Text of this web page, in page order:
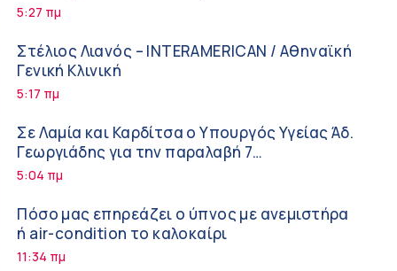
5:27 πμ
Στέλιος Λιανός – INTERAMERICAN / Αθηναϊκή
Γενική Κλινική
5:17 πμ
Σε Λαμία και Καρδίτσα ο Υπουργός Υγείας Άδ.
Γεωργιάδης για την παραλαβή 7
ασθενοφόρων του ΕΚΑΒ και τα εγκαίνια του
5:04 πμ
Πόσο μας επηρεάζει ο ύπνος με ανεμιστήρα
ή air-condition το καλοκαίρι
11:34 πμ